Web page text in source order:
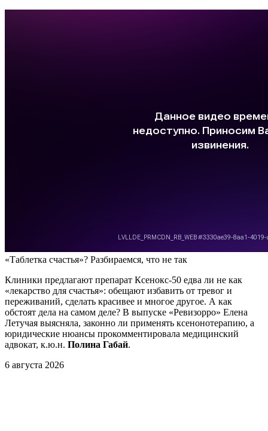
«Таблетка счастья»? Разбираемся, что не так
Клиники предлагают препарат Ксенокс-50 едва ли не как
«лекарство для счастья»: обещают избавить от тревог и
переживаний, сделать красивее и многое другое. А как
обстоят дела на самом деле? В выпуске «Ревизорро» Елена
Летучая выясняла, законно ли применять ксенонотерапию, а
юридические нюансы прокомментировала медицинский
адвокат, к.ю.н. Полина Габай.
6 августа 2026